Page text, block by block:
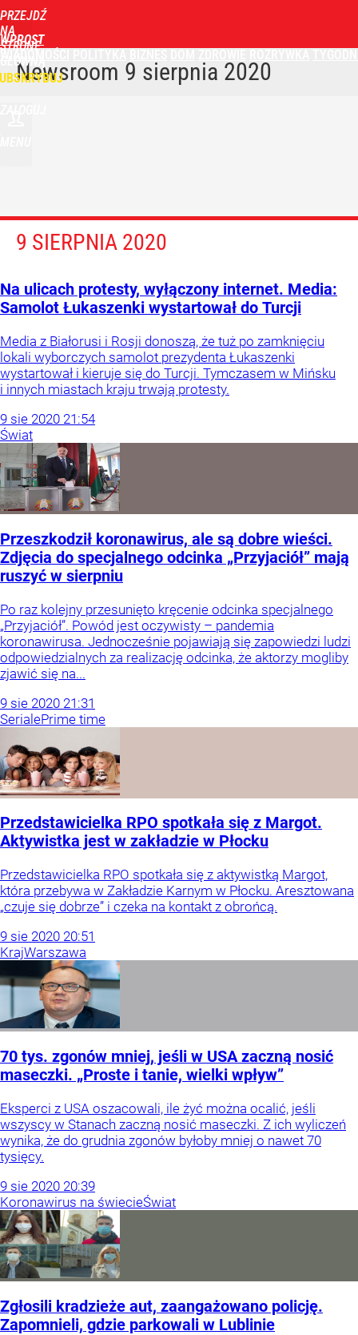
PRZEJDŹ
NA
STRONĘ
GŁÓWNĄ
WPROST
Newsroom 9 sierpnia 2020
9 SIERPNIA 2020
Na ulicach protesty, wyłączony internet. Media:
Samolot Łukaszenki wystartował do Turcji
Media z Białorusi i Rosji donoszą, że tuż po zamknięciu
lokali wyborczych samolot prezydenta Łukaszenki
wystartował i kieruje się do Turcji. Tymczasem w Mińsku
i innych miastach kraju trwają protesty.
9 sie 2020 21:54
Świat
Przeszkodził koronawirus, ale są dobre wieści.
Zdjęcia do specjalnego odcinka „Przyjaciół” mają
ruszyć w sierpniu
Po raz kolejny przesunięto kręcenie odcinka specjalnego
„Przyjaciół”. Powód jest oczywisty – pandemia
koronawirusa. Jednocześnie pojawiają się zapowiedzi ludzi
odpowiedzialnych za realizację odcinka, że aktorzy mogliby
zjawić się na...
9 sie 2020 21:31
SerialePrime time
Przedstawicielka RPO spotkała się z Margot.
Aktywistka jest w zakładzie w Płocku
Przedstawicielka RPO spotkała się z aktywistką Margot,
która przebywa w Zakładzie Karnym w Płocku. Aresztowana
„czuje się dobrze” i czeka na kontakt z obrońcą.
9 sie 2020 20:51
KrajWarszawa
70 tys. zgonów mniej, jeśli w USA zaczną nosić
maseczki. „Proste i tanie, wielki wpływ”
Eksperci z USA oszacowali, ile żyć można ocalić, jeśli
wszyscy w Stanach zaczną nosić maseczki. Z ich wyliczeń
wynika, że do grudnia zgonów byłoby mniej o nawet 70
tysięcy.
9 sie 2020 20:39
Koronawirus na świecieŚwiat
Zgłosili kradzieże aut, zaangażowano policję.
Zapomnieli, gdzie parkowali w Lublinie